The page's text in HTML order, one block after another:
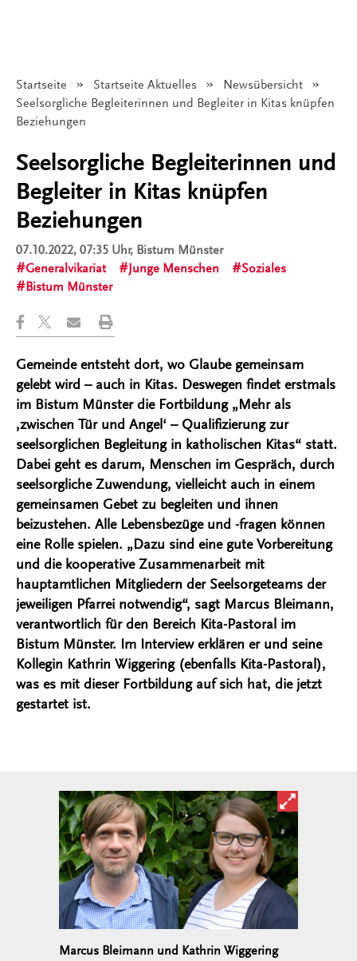
Startseite Startseite Aktuelles
Newsübersicht
Angezeigt:
Seelsorgliche Begleiterinnen und Begleiter in Kitas knüpfen
Beziehungen
Seelsorgliche Begleiterinnen und
Begleiter in Kitas knüpfen
Beziehungen
07.10.2022, 07:35 Uhr, Bistum Münster
Generalvikariat
Junge Menschen
Soziales
Bistum Münster
Gemeinde entsteht dort, wo Glaube gemeinsam
gelebt wird – auch in Kitas. Deswegen findet erstmals
im Bistum Münster die Fortbildung „Mehr als
‚zwischen Tür und Angel‘ – Qualifizierung zur
seelsorglichen Begleitung in katholischen Kitas“ statt.
Dabei geht es darum, Menschen im Gespräch, durch
seelsorgliche Zuwendung, vielleicht auch in einem
gemeinsamen Gebet zu begleiten und ihnen
beizustehen. Alle Lebensbezüge und -fragen können
eine Rolle spielen. „Dazu sind eine gute Vorbereitung
und die kooperative Zusammenarbeit mit
hauptamtlichen Mitgliedern der Seelsorgeteams der
jeweiligen Pfarrei notwendig“, sagt Marcus Bleimann,
verantwortlich für den Bereich Kita-Pastoral im
Bistum Münster. Im Interview erklären er und seine
Kollegin Kathrin Wiggering (ebenfalls Kita-Pastoral),
was es mit dieser Fortbildung auf sich hat, die jetzt
gestartet ist.
Bild in
Marcus Bleimann und Kathrin Wiggering